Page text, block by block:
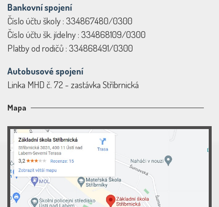
Bankovní spojení
Číslo účtu školy : 334867480/0300
Číslo účtu šk. jídelny : 334868109/0300
Platby od rodičů : 334868491/0300
Autobusové spojení
Linka MHD č. 72 - zastávka Stříbrnická
Mapa